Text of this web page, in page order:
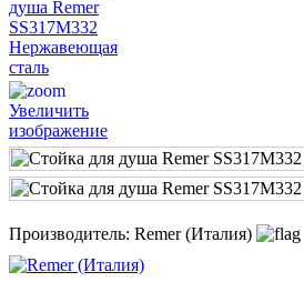
Увеличить
изображение
Производитель: Remer (Италия)